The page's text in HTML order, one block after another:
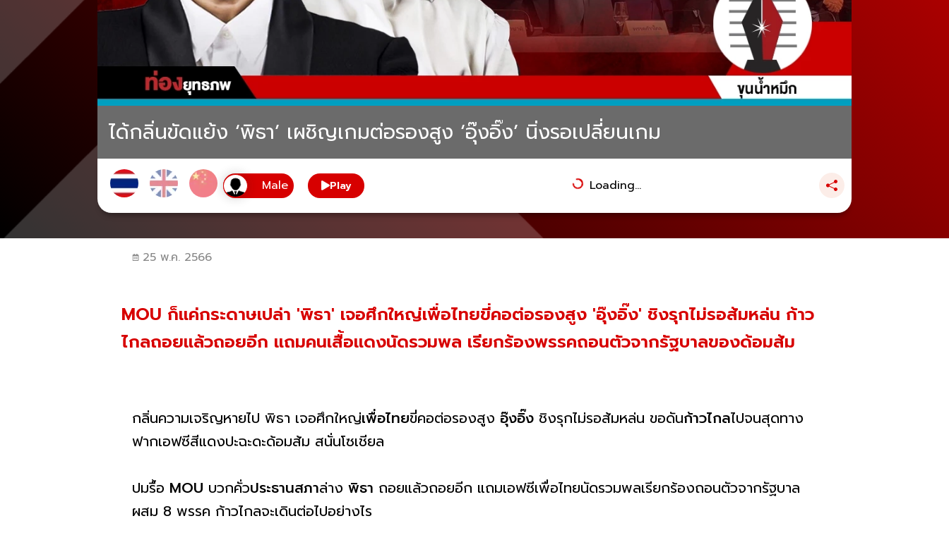
ได้กลิ่นขัดแย้ง ‘พิธา’ เผชิญเกมต่อรองสูง ‘อุ๊งอิ๊ง’ นิ่งรอเปลี่ยนเกม
Play Loading...
25 พ.ค. 2566
MOU ก็แค่กระดาษเปล่า 'พิธา' เจอศึกใหญ่เพื่อไทยขี่คอต่อรองสูง 'อุ๊งอิ๊ง' ชิงรุกไม่รอส้มหล่น ก้าว
ไกลถอยแล้วถอยอีก แถมคนเสื้อแดงนัดรวมพล เรียกร้องพรรคถอนตัวจากรัฐบาลของด้อมส้ม
กลิ่นความเจริญหายไป พิธา เจอศึกใหญ่เพื่อไทยขี่คอต่อรองสูง อุ๊งอิ๊ง ชิงรุกไม่รอส้มหล่น ขอดันก้าวไกลไปจนสุดทาง
ฟากเอฟซีสีแดงปะฉะดะด้อมส้ม สนั่นโซเชียล
ปมรื้อ MOU บวกคั่วประธานสภาล่าง พิธา ถอยแล้วถอยอีก แถมเอฟซีเพื่อไทยนัดรวมพลเรียกร้องถอนตัวจากรัฐบาล
ผสม 8 พรรค ก้าวไกลจะเดินต่อไปอย่างไร